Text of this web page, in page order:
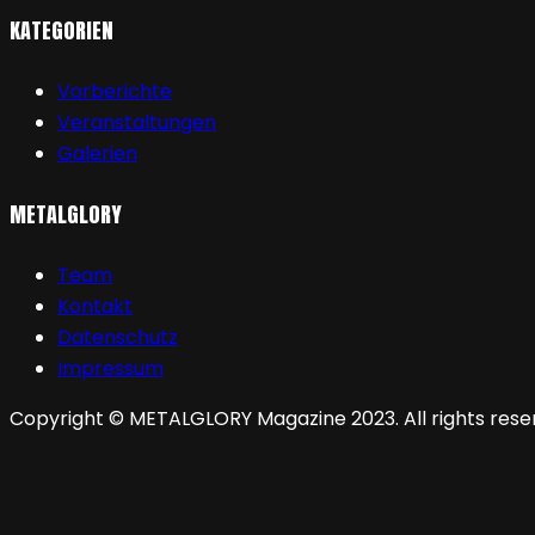
KATEGORIEN
Vorberichte
Veranstaltungen
Galerien
METALGLORY
Team
Kontakt
Datenschutz
Impressum
Copyright © METALGLORY Magazine 2023. All rights